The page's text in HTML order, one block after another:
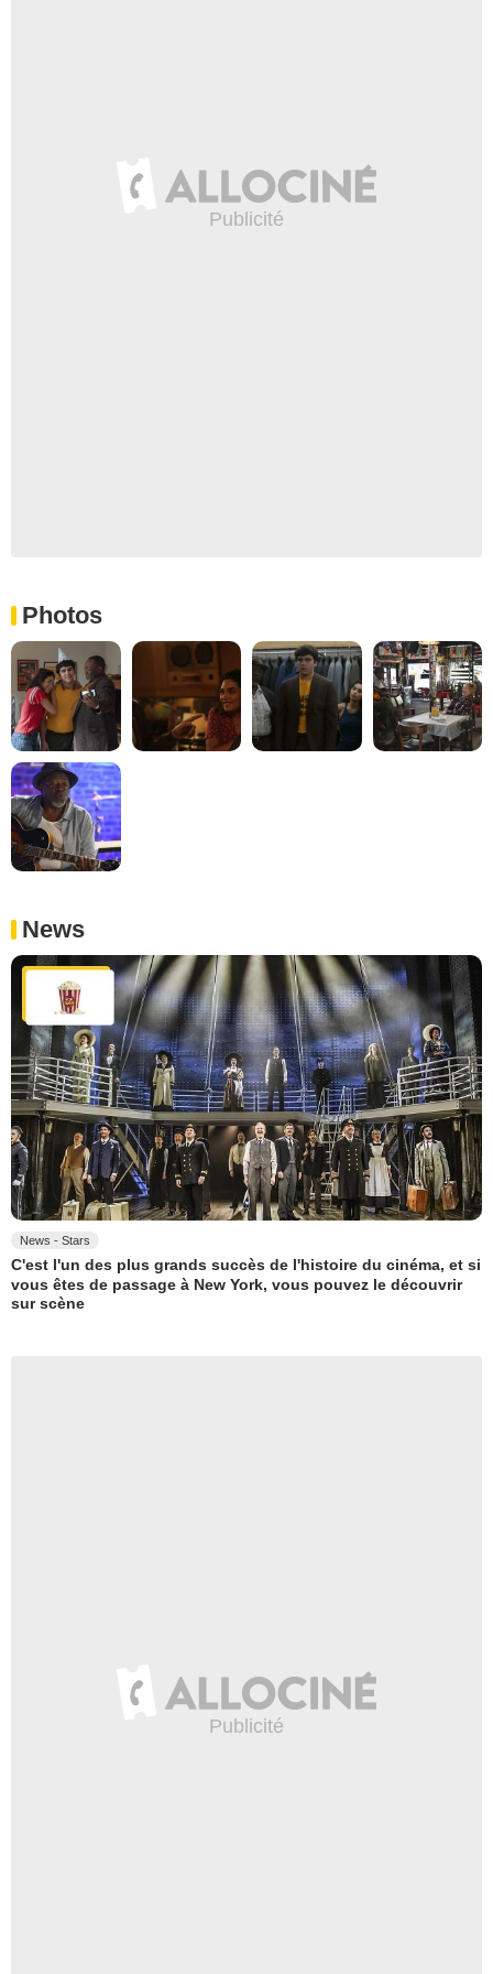
Photos
News
News - Stars
C'est l'un des plus grands succès de l'histoire du cinéma, et si
vous êtes de passage à New York, vous pouvez le découvrir
sur scène